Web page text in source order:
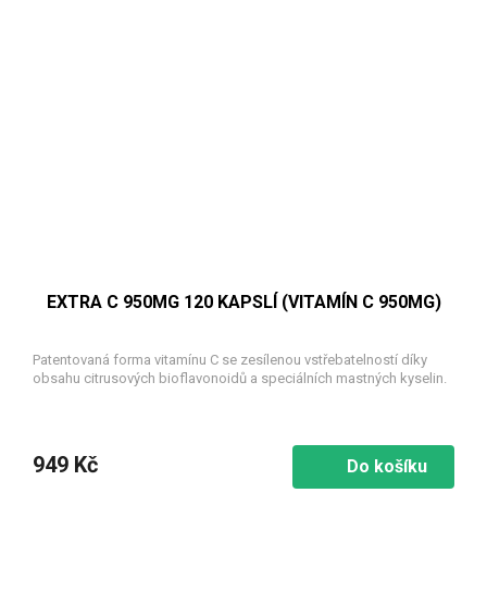
EXTRA C 950MG 120 KAPSLÍ (VITAMÍN C 950MG)
Patentovaná forma vitamínu C se zesílenou vstřebatelností díky
obsahu citrusových bioflavonoidů a speciálních mastných kyselin.
949 Kč Do košíku